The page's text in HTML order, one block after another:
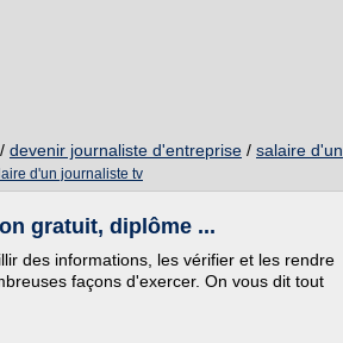
/ devenir journaliste d'entreprise / salaire d'un
d'un journaliste tv
gratuit, diplôme ...
des informations, les vérifier et les rendre
façons d'exercer. On vous dit tout